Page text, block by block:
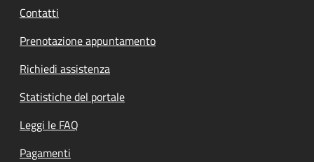
Contatti
Prenotazione appuntamento
Richiedi assistenza
Statistiche del portale
Leggi le FAQ
Pagamenti